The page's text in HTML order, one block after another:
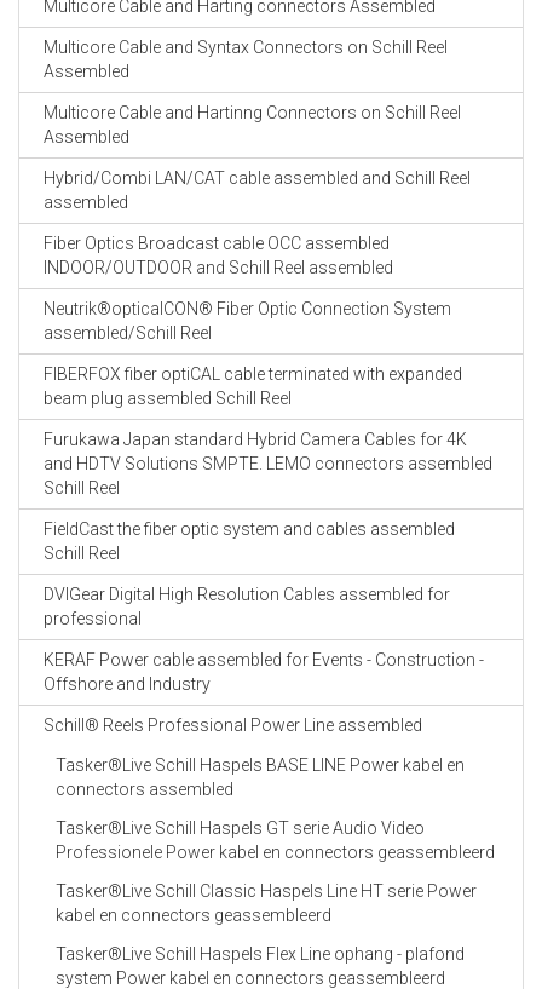
Multicore Cable and Harting connectors Assembled
Multicore Cable and Syntax Connectors on Schill Reel
Assembled
Multicore Cable and Hartinng Connectors on Schill Reel
Assembled
Hybrid/Combi LAN/CAT cable assembled and Schill Reel
assembled
Fiber Optics Broadcast cable OCC assembled
INDOOR/OUTDOOR and Schill Reel assembled
Neutrik®opticalCON® Fiber Optic Connection System
assembled/Schill Reel
FIBERFOX fiber optiCAL cable terminated with expanded
beam plug assembled Schill Reel
Furukawa Japan standard Hybrid Camera Cables for 4K
and HDTV Solutions SMPTE. LEMO connectors assembled
Schill Reel
FieldCast the fiber optic system and cables assembled
Schill Reel
DVIGear Digital High Resolution Cables assembled for
professional
KERAF Power cable assembled for Events - Construction -
Offshore and Industry
Schill® Reels Professional Power Line assembled
Tasker®Live Schill Haspels BASE LINE Power kabel en
connectors assembled
Tasker®Live Schill Haspels GT serie Audio Video
Professionele Power kabel en connectors geassembleerd
Tasker®Live Schill Classic Haspels Line HT serie Power
kabel en connectors geassembleerd
Tasker®Live Schill Haspels Flex Line ophang - plafond
system Power kabel en connectors geassembleerd